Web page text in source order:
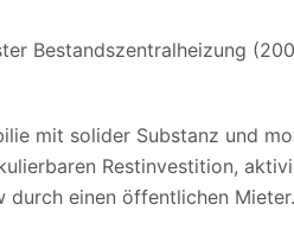
Bestandszentralheizung
mit solider Substanz und
Restinvestition,
durch einen öffentlichen Mieter.